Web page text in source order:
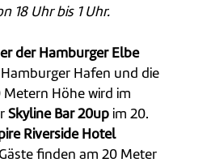
18 Uhr bis 1 Uhr.
der Hamburger Elbe
Hafen und die
Höhe wird im
Skyline Bar 20up im 20.
Riverside Hotel
finden am 20 Meter